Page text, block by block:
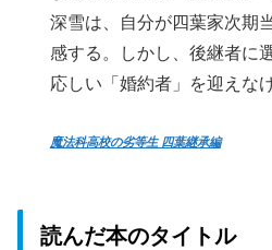
深雪は、自分が四葉家次期
感する。しかし、後継者に
応しい「婚約者」を迎えな
魔法科高校の劣等生 四葉継承編
読んだ本のタイトル